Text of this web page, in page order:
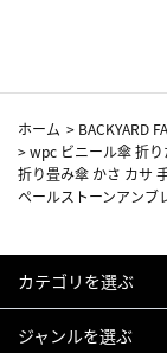
ホーム > BACKYARD
>wpc ビニール傘 折
折り畳み傘 かさ カサ
ペールストーンアンブ
カテゴリを選ぶ
ジャンルを選ぶ